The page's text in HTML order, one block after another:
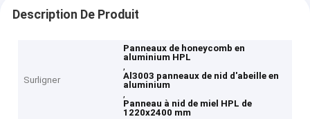
Description De Produit
Surligner
Panneaux de honeycomb en
aluminium HPL
,
Al3003 panneaux de nid d'abeille en
aluminium
,
Panneau à nid de miel HPL de
1220x2400 mm